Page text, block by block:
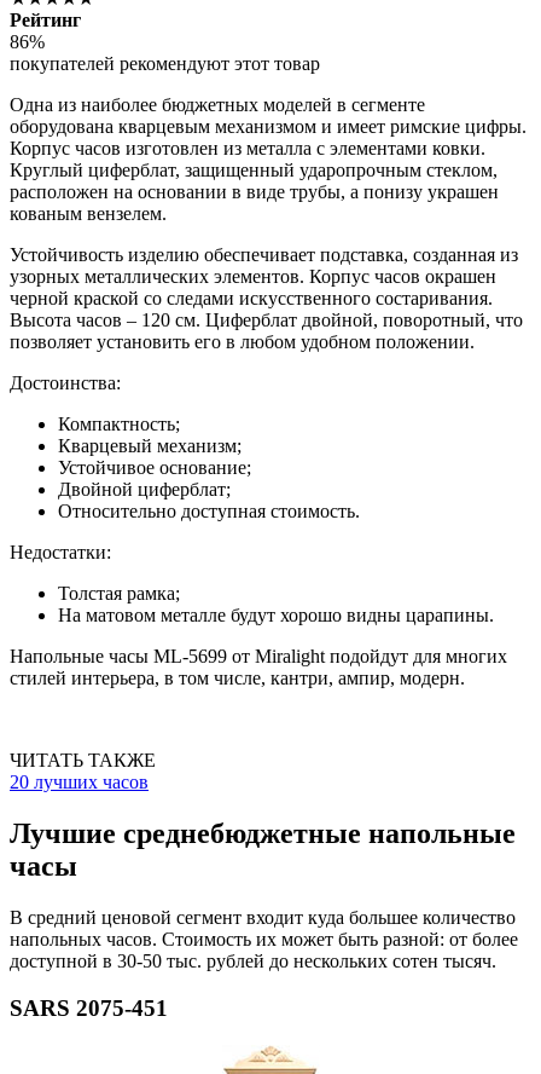
Рейтинг
86%
покупателей рекомендуют этот товар
Одна из наиболее бюджетных моделей в сегменте
оборудована кварцевым механизмом и имеет римские цифры.
Корпус часов изготовлен из металла с элементами ковки.
Круглый циферблат, защищенный ударопрочным стеклом,
расположен на основании в виде трубы, а понизу украшен
кованым вензелем.
Устойчивость изделию обеспечивает подставка, созданная из
узорных металлических элементов. Корпус часов окрашен
черной краской со следами искусственного состаривания.
Высота часов – 120 см. Циферблат двойной, поворотный, что
позволяет установить его в любом удобном положении.
Достоинства:
Компактность;
Кварцевый механизм;
Устойчивое основание;
Двойной циферблат;
Относительно доступная стоимость.
Недостатки:
Толстая рамка;
На матовом металле будут хорошо видны царапины.
Напольные часы ML-5699 от Miralight подойдут для многих
стилей интерьера, в том числе, кантри, ампир, модерн.
ЧИТАТЬ ТАКЖЕ
20 лучших часов
Лучшие среднебюджетные напольные
часы
В средний ценовой сегмент входит куда большее количество
напольных часов. Стоимость их может быть разной: от более
доступной в 30-50 тыс. рублей до нескольких сотен тысяч.
SARS 2075-451